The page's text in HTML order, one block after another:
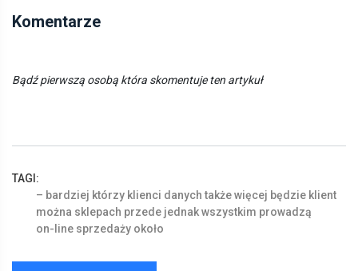
Komentarze
Bądź pierwszą osobą która skomentuje ten artykuł
TAGI:
– bardziej którzy klienci danych takżewięcej będzie klient
można sklepach przede jednakwszystkim prowadzą
on-line sprzedaży około